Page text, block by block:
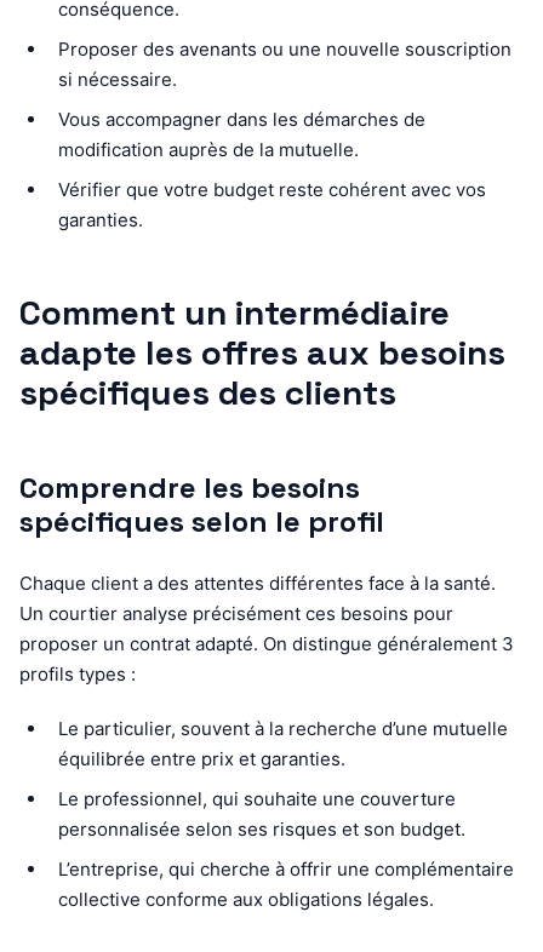
conséquence.
Proposer des avenants ou une nouvelle souscription
si nécessaire.
Vous accompagner dans les démarches de
modification auprès de la mutuelle.
Vérifier que votre budget reste cohérent avec vos
garanties.
Comment un intermédiaire
adapte les offres aux besoins
spécifiques des clients
Comprendre les besoins
spécifiques selon le profil
Chaque client a des attentes différentes face à la santé.
Un courtier analyse précisément ces besoins pour
proposer un contrat adapté. On distingue généralement 3
profils types :
Le particulier, souvent à la recherche d’une mutuelle
équilibrée entre prix et garanties.
Le professionnel, qui souhaite une couverture
personnalisée selon ses risques et son budget.
L’entreprise, qui cherche à offrir une complémentaire
collective conforme aux obligations légales.